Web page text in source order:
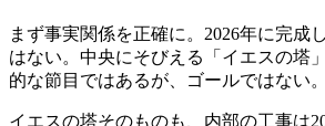
まず事実関係を正確に。2026年に完成
はない。中央にそびえる「イエスの塔
的な節目ではあるが、ゴールではない。
イエスの塔そのものも、内部の工事は